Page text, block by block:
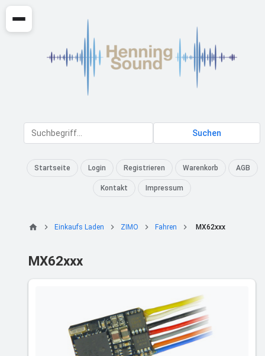
Suchen
Startseite Login Registrieren Warenkorb AGB
Kontakt Impressum
Einkaufs Laden ZIMO Fahren MX62xxx
MX62xxx